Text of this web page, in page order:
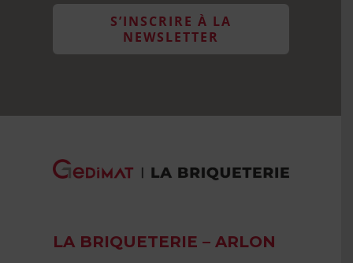
S’INSCRIRE À LA
NEWSLETTER
LA BRIQUETERIE – ARLON